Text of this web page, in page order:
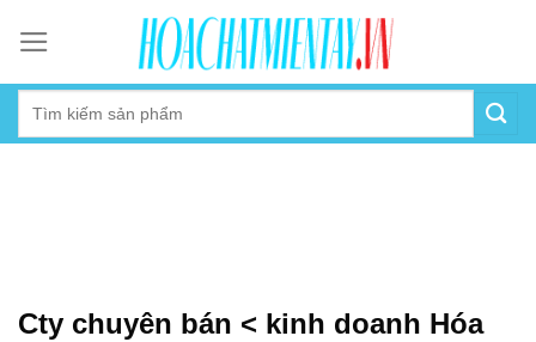
content
Cty chuyên bán < kinh doanh Hóa